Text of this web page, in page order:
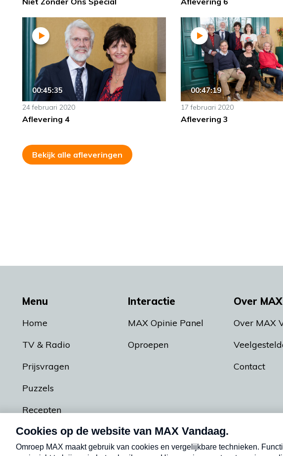
00:45:35
24 februari 2020
Aflevering 4
00:47:19
17 februari 2020
Aflevering 3
Bekijk alle afleveringen
Menu
Home
TV & Radio
Prijsvragen
Puzzels
Recepten
Podcasts
Interactie
MAX Opinie Panel
Oproepen
Over
Over MAX
Contact